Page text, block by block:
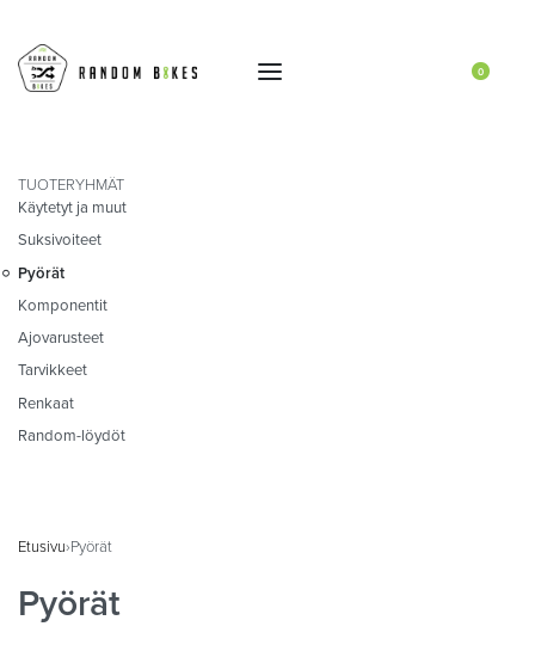
0
TUOTERYHMÄT
Käytetyt ja muut
Suksivoiteet
Pyörät
Komponentit
Ajovarusteet
Tarvikkeet
Renkaat
Random-löydöt
Etusivu›Pyörät
Pyörät